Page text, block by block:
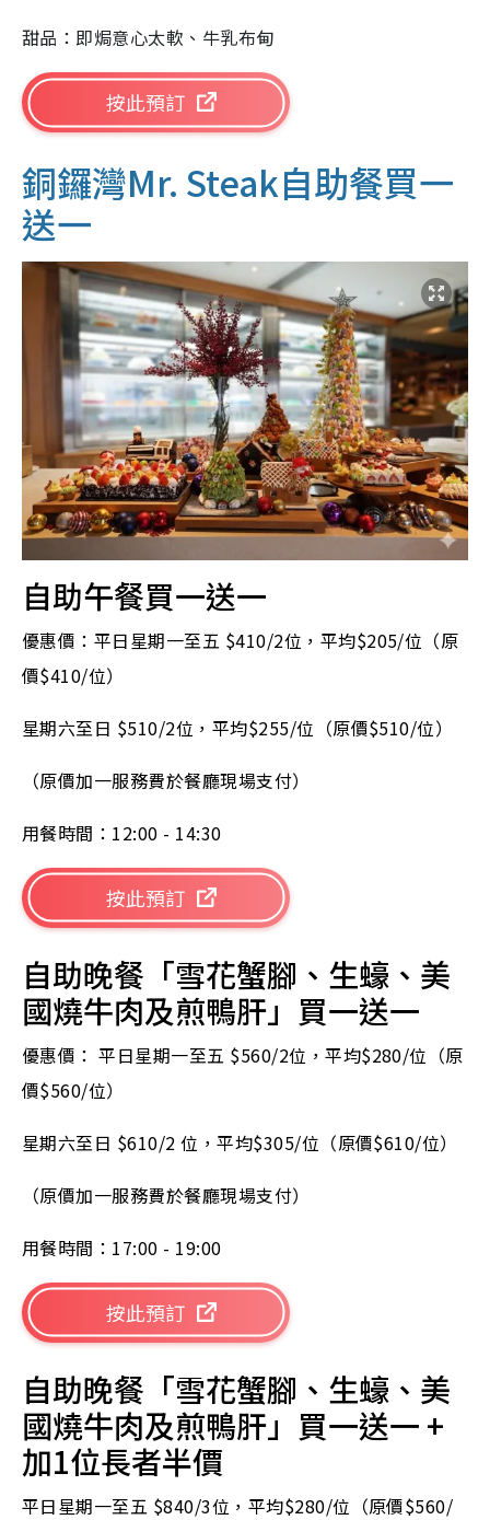
甜品：即焗意心太軟、牛乳布甸
按此預訂
銅鑼灣Mr. Steak自助餐買一
送一
自助午餐買一送一
優惠價：平日星期一至五 $410/2位，平均$205/位（原
價$410/位）
星期六至日 $510/2位，平均$255/位（原價$510/位）
（原價加一服務費於餐廳現場支付）
用餐時間：12:00 - 14:30
按此預訂
自助晚餐「雪花蟹腳、生蠔、美
國燒牛肉及煎鴨肝」買一送一
優惠價： 平日星期一至五 $560/2位，平均$280/位（原
價$560/位）
星期六至日 $610/2 位，平均$305/位（原價$610/位）
（原價加一服務費於餐廳現場支付）
用餐時間：17:00 - 19:00
按此預訂
自助晚餐「雪花蟹腳、生蠔、美
國燒牛肉及煎鴨肝」買一送一 +
加1位長者半價
平日星期一至五 $840/3位，平均$280/位（原價$560/